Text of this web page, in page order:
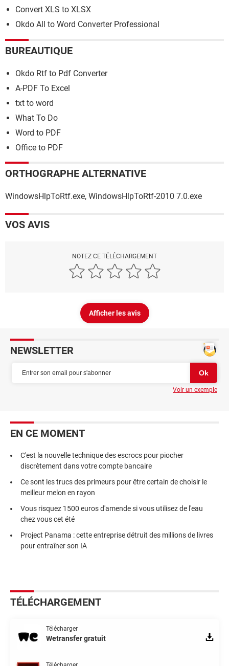
Convert XLS to XLSX
Okdo All to Word Converter Professional
BUREAUTIQUE
Okdo Rtf to Pdf Converter
A-PDF To Excel
txt to word
What To Do
Word to PDF
Office to PDF
ORTHOGRAPHE ALTERNATIVE
WindowsHlpToRtf.exe, WindowsHlpToRtf-2010 7.0.exe
VOS AVIS
NOTEZ CE TÉLÉCHARGEMENT
Afficher les avis
NEWSLETTER
Voir un exemple
EN CE MOMENT
C'est la nouvelle technique des escrocs pour piocher
discrètement dans votre compte bancaire
Ce sont les trucs des primeurs pour être certain de choisir le
meilleur melon en rayon
Vous risquez 1500 euros d'amende si vous utilisez de l'eau
chez vous cet été
Project Panama : cette entreprise détruit des millions de livres
pour entraîner son IA
TÉLÉCHARGEMENT
Télécharger
Wetransfer gratuit